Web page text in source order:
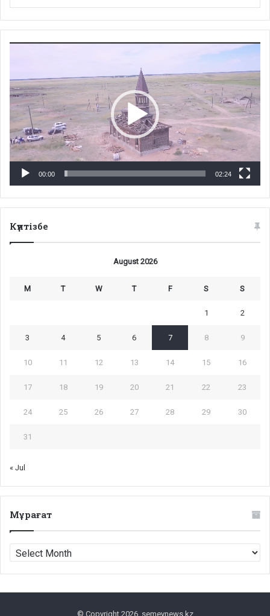
00:00 02:24
Күнтізбе
August 2026
M T W T F S S
1 2
3 4 5 6 7 8 9
10 11 12 13 14 15 16
17 18 19 20 21 22 23
24 25 26 27 28 29 30
31
« Jul
Мұрағат
Мұрағат
© Copyright 2026, semeynews.kz